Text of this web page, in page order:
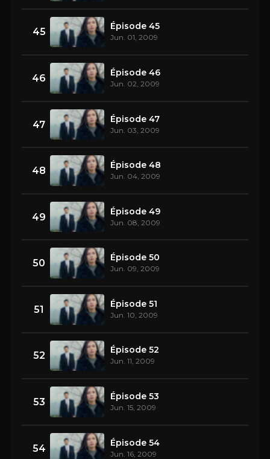
45 Épisode 45
Jun. 01, 2009
46 Épisode 46
Jun. 02, 2009
47 Épisode 47
Jun. 03, 2009
48 Épisode 48
Jun. 04, 2009
49 Épisode 49
Jun. 08, 2009
50 Épisode 50
Jun. 09, 2009
51 Épisode 51
Jun. 10, 2009
52 Épisode 52
Jun. 11, 2009
53 Épisode 53
Jun. 15, 2009
54 Épisode 54
Jun. 16, 2009